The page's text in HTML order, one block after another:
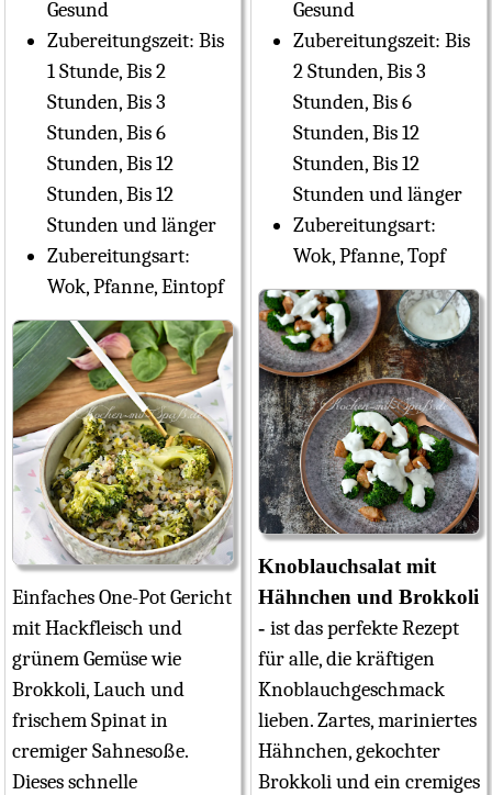
Gesund
Zubereitungszeit: Bis
1 Stunde, Bis 2
Stunden, Bis 3
Stunden, Bis 6
Stunden, Bis 12
Stunden, Bis 12
Stunden und länger
Zubereitungsart:
Wok, Pfanne, Eintopf
Einfaches One-Pot Gericht
mit Hackfleisch und
grünem Gemüse wie
Brokkoli, Lauch und
frischem Spinat in
cremiger Sahnesoße.
Dieses schnelle
Gesund
Zubereitungszeit: Bis
2 Stunden, Bis 3
Stunden, Bis 6
Stunden, Bis 12
Stunden, Bis 12
Stunden und länger
Zubereitungsart:
Wok, Pfanne, Topf
Knoblauchsalat mit
Hähnchen und Brokkoli
ist das perfekte Rezept
für alle, die kräftigen
Knoblauchgeschmack
lieben. Zartes, mariniertes
Hähnchen, gekochter
Brokkoli und ein cremiges